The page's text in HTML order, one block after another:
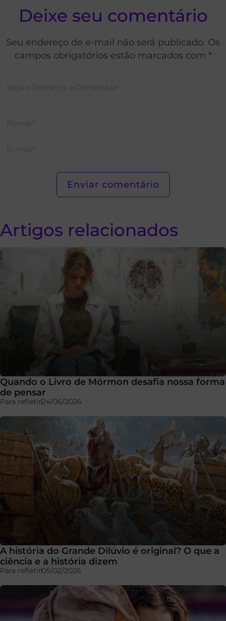
Deixe seu comentário
Seu endereço de e-mail não será publicado. Os
campos obrigatórios estão marcados com *
Artigos relacionados
Quando o Livro de Mórmon desafia nossa forma
de pensar
Para refletir24/06/2026
A história do Grande Dilúvio é original? O que a
ciência e a história dizem
Para refletir05/02/2026